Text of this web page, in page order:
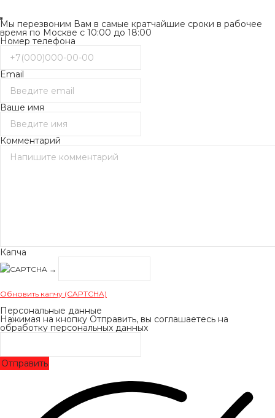
Мы перезвоним Вам в самые кратчайшие сроки в рабочее
время по Москве с 10:00 до 18:00
Номер телефона
Email
Ваше имя
Комментарий
Капча
→
Обновить капчу (CAPTCHA)
Персональные данные
Нажимая на кнопку Отправить, вы соглашаетесь на
обработку персональных данных
Отправить